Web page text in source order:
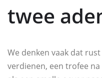
twee
We denken vaak dat
verdienen, een trofee